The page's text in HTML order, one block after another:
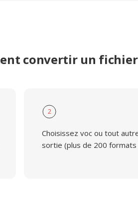
convertir un fichier
2
Choisissez voc ou tout
sortie (plus de 200